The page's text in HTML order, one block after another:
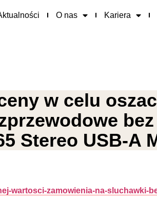
O nas Kariera
w celu
Stereo USB-A
wartosci-zamowienia-na-sluchawki-